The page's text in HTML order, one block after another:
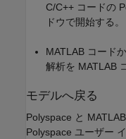
C/C++ コードの
ドウで開始する。
MATLAB コード
解析を MATLAB
モデルへ戻る
Polyspace と
Polyspace ユーザー